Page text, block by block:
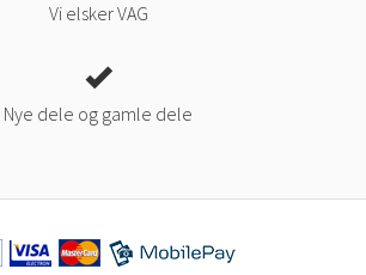
Vi elsker VAG
Nye dele og gamle dele